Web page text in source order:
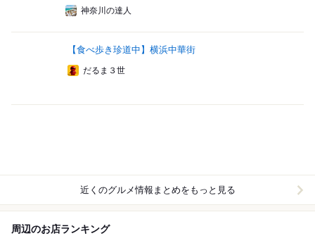
神奈川の達人
【食べ歩き珍道中】横浜中華街
だるま３世
近くのグルメ情報まとめをもっと見る
周辺のお店ランキング